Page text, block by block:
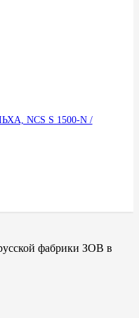
NCS S 1500-N /
фабрики ЗОВ в